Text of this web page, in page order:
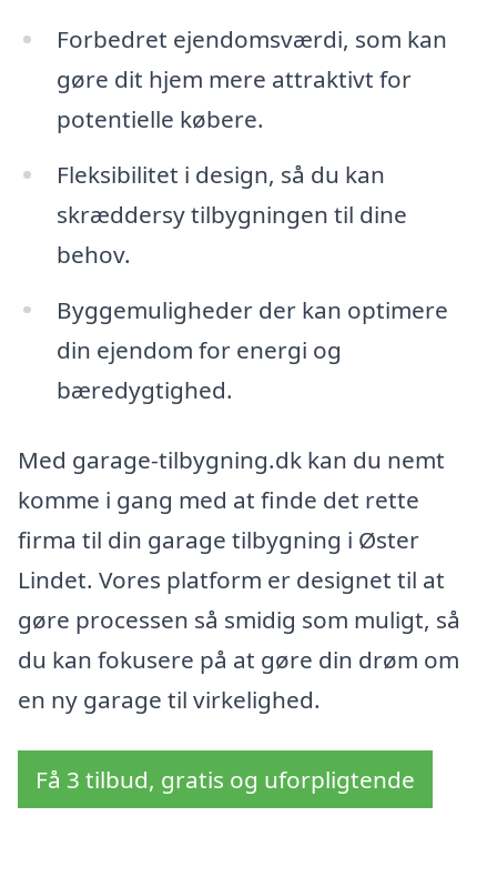
Forbedret ejendomsværdi, som kan
gøre dit hjem mere attraktivt for
potentielle købere.
Fleksibilitet i design, så du kan
skræddersy tilbygningen til dine
behov.
Byggemuligheder der kan optimere
din ejendom for energi og
bæredygtighed.
Med garage-tilbygning.dk kan du nemt
komme i gang med at finde det rette
firma til din garage tilbygning i Øster
Lindet. Vores platform er designet til at
gøre processen så smidig som muligt, så
du kan fokusere på at gøre din drøm om
en ny garage til virkelighed.
Få 3 tilbud, gratis og uforpligtende